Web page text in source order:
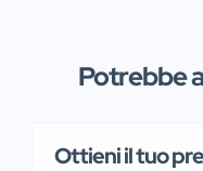
Potrebbe
Finanziari
Ottieni il tuo